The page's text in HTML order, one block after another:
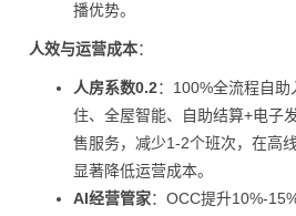
播优势。
人效与运营成本：
人房系数0.2：100%全流程自
住、全屋智能、自助结算+电子
售服务，减少1-2个班次，在高
显著降低运营成本。
AI经营管家：OCC提升10%-